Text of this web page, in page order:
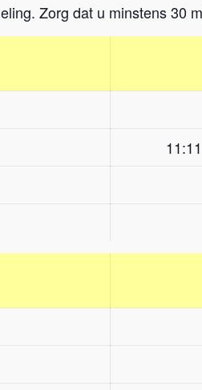
Zorg dat u minstens 30